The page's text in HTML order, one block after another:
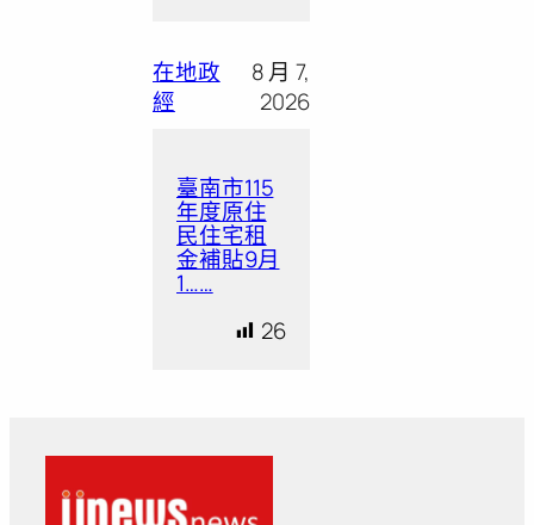
在地政
經
8 月 7,
2026
臺南市115
年度原住
民住宅租
金補貼9月
1……
26